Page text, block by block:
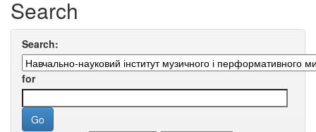
Search
Search:
for